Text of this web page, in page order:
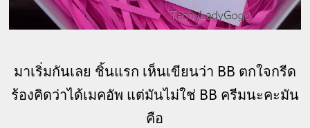
มาเริ่มกันเลย ชิ้นแรก เห็นเขียนว่า BB ตกใจกรีด
ร้องคิดว่าได้เมคอัพ แต่มันไม่ใช่ BB ครีมนะคะมัน
คือ